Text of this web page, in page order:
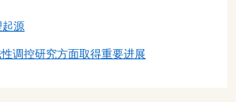
起源
调控研究方面取得重要进展